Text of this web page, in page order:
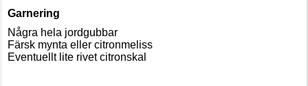
Garnering
Några hela jordgubbar
Färsk mynta eller citronmeliss
Eventuellt lite rivet citronskal